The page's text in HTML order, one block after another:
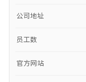
公司地址
员工数
官方网站